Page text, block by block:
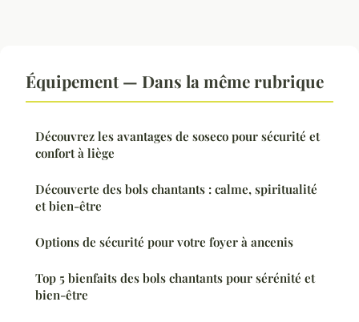
Équipement — Dans la même rubrique
Découvrez les avantages de soseco pour sécurité et
confort à liège
Découverte des bols chantants : calme, spiritualité
et bien-être
Options de sécurité pour votre foyer à ancenis
Top 5 bienfaits des bols chantants pour sérénité et
bien-être